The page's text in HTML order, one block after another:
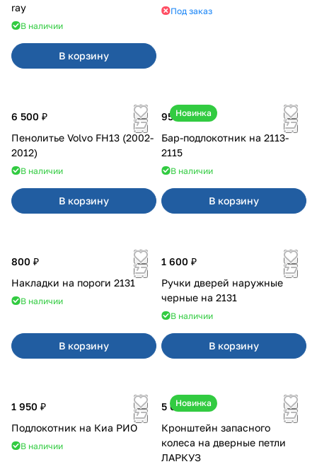
ray
В наличии
В корзину
Под заказ
6 500 ₽
Пенолитье Volvo FH13 (2002-
2012)
В наличии
В корзину
Новинка
950 ₽
Бар-подлокотник на 2113-
2115
В наличии
В корзину
800 ₽
Накладки на пороги 2131
В наличии
В корзину
1 600 ₽
Ручки дверей наружные
черные на 2131
В наличии
В корзину
1 950 ₽
Подлокотник на Киа РИО
В наличии
Новинка
5 050 ₽
Кронштейн запасного
колеса на дверные петли
ЛАРКУЗ